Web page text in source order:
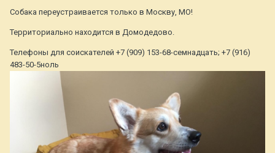
Собака переустраивается только в Москву, МО!
Территориально находится в Домодедово.
Телефоны для соискателей +7 (909) 153-68-семнадцать; +7 (916)
483-50-5ноль